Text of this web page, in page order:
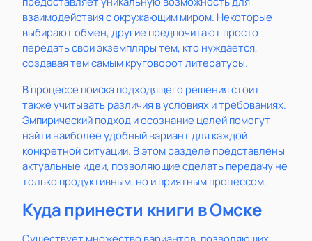
взаимодействия с окружающим миром. Некоторые
выбирают обмен, другие предпочитают просто
передать свои экземпляры тем, кто нуждается,
создавая тем самым круговорот литературы.
В процессе поиска подходящего решения стоит
также учитывать различия в условиях и требованиях.
Эмпирический подход и осознание целей помогут
найти наиболее удобный вариант для каждой
конкретной ситуации. В этом разделе представлены
актуальные идеи, позволяющие сделать передачу не
только продуктивным, но и приятным процессом.
Куда принести книги в Омске